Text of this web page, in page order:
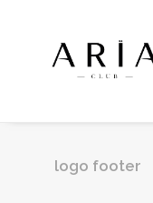
logo footer